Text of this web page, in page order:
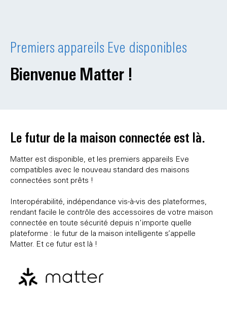
Premiers appareils Eve disponibles
Bienvenue Matter !
Le futur de la maison connectée est là.
Matter est disponible, et les premiers appareils Eve
compatibles avec le nouveau standard des maisons
connectées sont prêts !
Interopérabilité, indépendance vis-à-vis des plateformes,
rendant facile le contrôle des accessoires de votre maison
connectée en toute sécurité depuis n'importe quelle
plateforme : le futur de la maison intelligente s’appelle
Matter. Et ce futur est là !